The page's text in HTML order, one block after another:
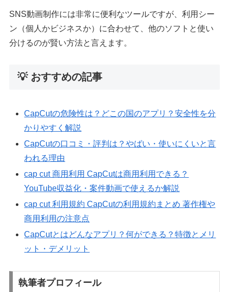
SNS動画制作には非常に便利なツールですが、利用シー
ン（個人かビジネスか）に合わせて、他のソフトと使い
分けるのが賢い方法と言えます。
💡 おすすめの記事
CapCutの危険性は？どこの国のアプリ？安全性を分
かりやすく解説
CapCutの口コミ・評判は？やばい・使いにくいと言
われる理由
cap cut 商用利用 CapCutは商用利用できる？
YouTube収益化・案件動画で使えるか解説
cap cut 利用規約 CapCutの利用規約まとめ 著作権や
商用利用の注意点
CapCutとはどんなアプリ？何ができる？特徴とメリ
ット・デメリット
執筆者プロフィール